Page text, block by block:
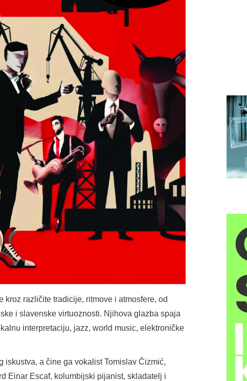
različite tradicije, ritmove i atmosfere, od
i slavenske virtuoznosti. Njihova glazba spaja
interpretaciju, jazz, world music, elektroničke
a čine ga vokalist Tomislav Čizmić,
Einar Escaf, kolumbijski pijanist, skladatelj i